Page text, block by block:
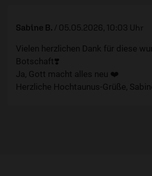
Sabine B. / 05.05.2026, 10:03 Uhr
Vielen herzlichen Dank für diese
Botschaft❣️
Ja, Gott macht alles neu ❤️
Herzliche Hochtaunus-Grüße,